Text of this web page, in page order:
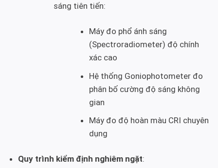
sáng tiên tiến:
Máy đo phổ ánh sáng
(Spectroradiometer) độ chính
xác cao
Hệ thống Goniophotometer đo
phân bố cường độ sáng không
gian
Máy đo độ hoàn màu CRI chuyên
dụng
Quy trình kiểm định nghiêm ngặt: